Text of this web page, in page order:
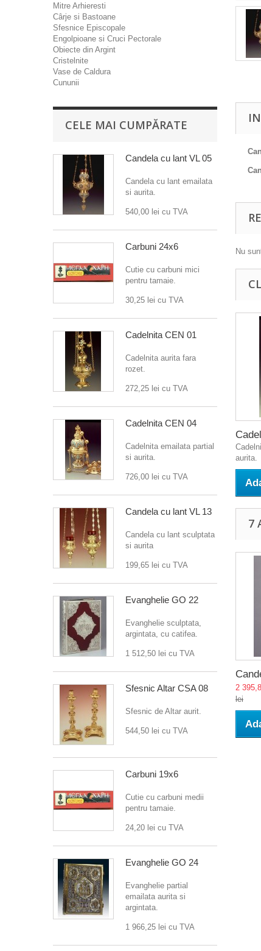
Mitre Arhieresti
Cârje si Bastoane
Sfesnice Episcopale
Engolpioane si Cruci Pectorale
Obiecte din Argint
Cristelnite
Vase de Caldura
Cununii
CELE MAI CUMPĂRATE
Candela cu lant VL 05
Candela cu lant emailata
si aurita.
540,00 lei cu TVA
Carbuni 24x6
Cutie cu carbuni mici
pentru tamaie.
30,25 lei cu TVA
Cadelnita CEN 01
Cadelnita aurita fara
rozet.
272,25 lei cu TVA
Cadelnita CEN 04
Cadelnita emailata partial
si aurita.
726,00 lei cu TVA
Candela cu lant VL 13
Candela cu lant sculptata
si aurita
199,65 lei cu TVA
Evanghelie GO 22
Evanghelie sculptata,
argintata, cu catifea.
1 512,50 lei cu TVA
Sfesnic Altar CSA 08
Sfesnic de Altar aurit.
544,50 lei cu TVA
Carbuni 19x6
Cutie cu carbuni medii
pentru tamaie.
24,20 lei cu TVA
Evanghelie GO 24
Evanghelie partial
emailata aurita si
argintata.
1 966,25 lei cu TVA
Nu
aurita.
7
2
lei